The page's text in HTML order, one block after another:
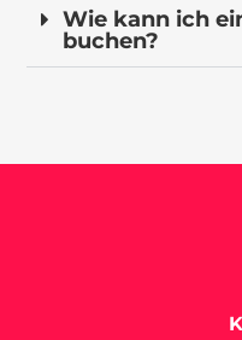
Wie kann ich
buchen?